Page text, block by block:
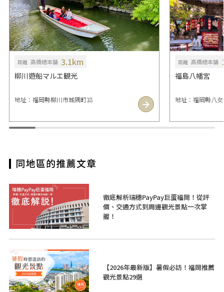
距離 高橋總本舗 3.1km
柳川遊船マルエ観光
地址：福岡縣柳川市城隅町18
距離 高橋總本舗
福島八幡宮
地址：福岡縣八
徹底解析瑞穗PayPay巨蛋福岡！從評
價、交通方式到周邊觀光景點一次掌
握！
【2026年最新版】暑假必訪！福岡推薦
觀光景點29選